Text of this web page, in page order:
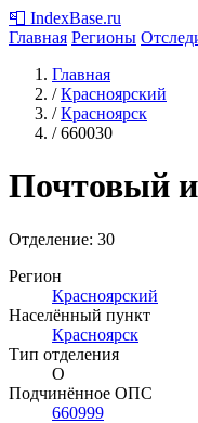
📮 IndexBase.ru
Главная Регионы
Главная
/ Красноярский
/ Красноярск
/ 660030
Почтовый
Отделение: 30
Регион
Красноярский
Населённый пункт
Красноярск
Тип отделения
О
Подчинённое ОПС
660999